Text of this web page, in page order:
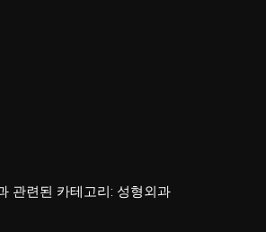
관련된 카테고리: 성형외과